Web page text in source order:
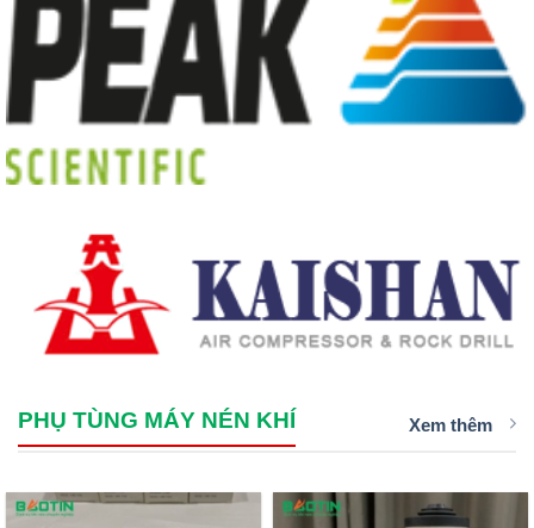
PHỤ TÙNG MÁY NÉN KHÍ Xem thêm